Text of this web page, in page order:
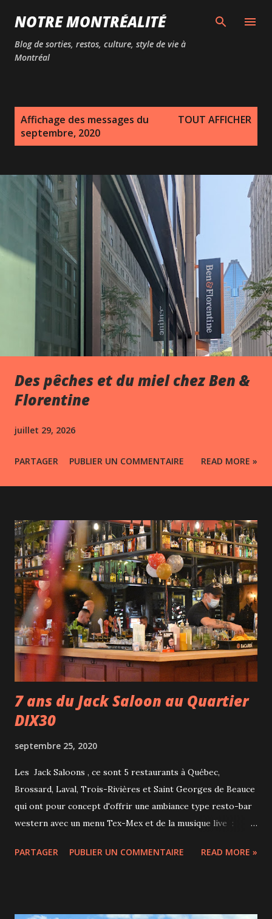
Passer au contenu principal
NOTRE MONTRÉALITÉ
Blog de sorties, restos, culture, style de vie à
Montréal
Affichage des messages du
septembre, 2020
TOUT AFFICHER
Des pêches et du miel chez Ben &
Florentine
juillet 29, 2026
PARTAGER PUBLIER UN COMMENTAIRE READ MORE »
7 ans du Jack Saloon au Quartier
DIX30
septembre 25, 2020
Les Jack Saloons , ce sont 5 restaurants à Québec,
Brossard, Laval, Trois-Rivières et Saint Georges de Beauce
qui ont pour concept d'offrir une ambiance type resto-bar
western avec un menu Tex-Mex et de la musique live :
invités au Jack Saloon de Brossard car il fête cette semaine
PARTAGER PUBLIER UN COMMENTAIRE READ MORE »